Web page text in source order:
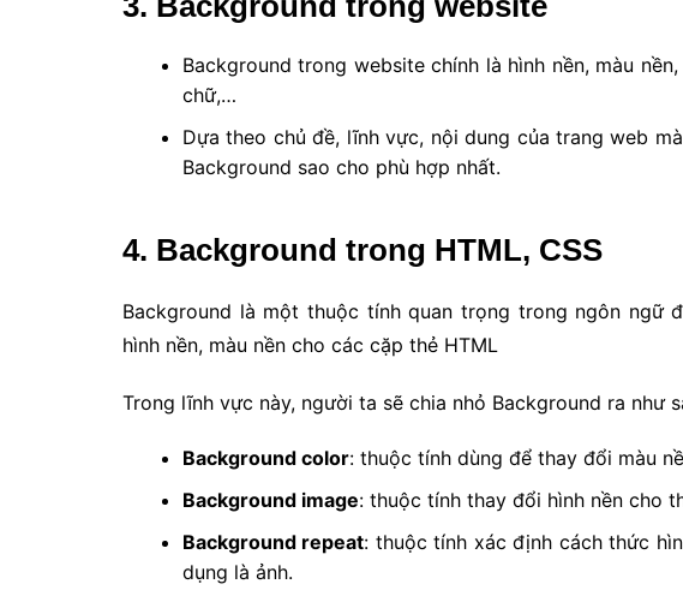
Background trong website chính là hình nền, màu
chữ,…
Dựa theo chủ đề, lĩnh vực, nội dung của trang web
Background sao cho phù hợp nhất.
4. Background trong HTML, CSS
Background là một thuộc tính quan trọng trong ngôn ngữ
hình nền, màu nền cho các cặp thẻ HTML
Trong lĩnh vực này, người ta sẽ chia nhỏ Background ra như
Background color: thuộc tính dùng để thay đổi màu
Background image: thuộc tính thay đổi hình nền cho
Background repeat: thuộc tính xác định cách thức
dụng là ảnh.